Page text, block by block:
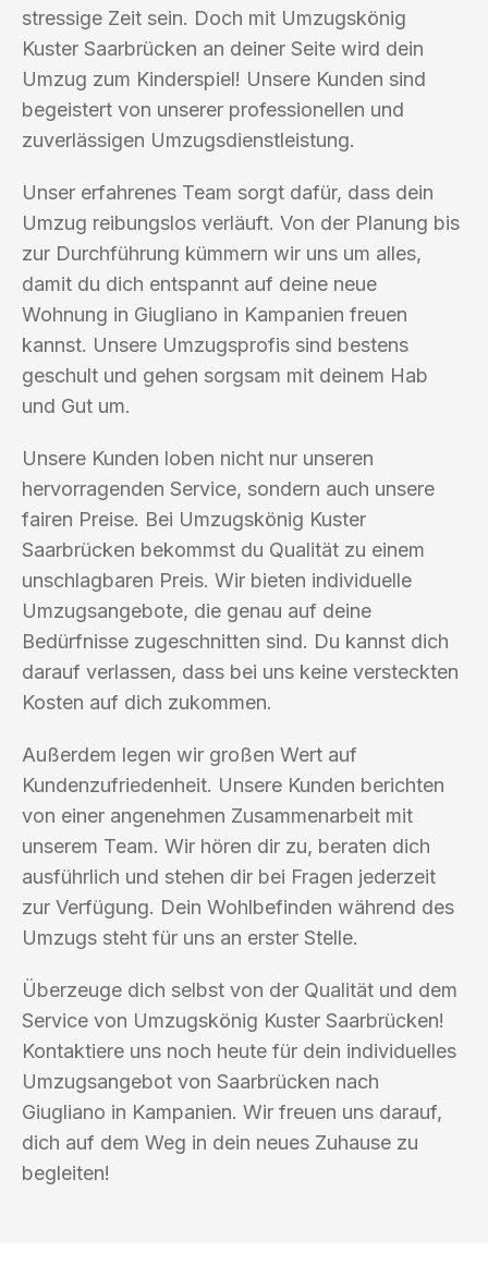
stressige Zeit sein. Doch mit Umzugskönig
Kuster Saarbrücken an deiner Seite wird dein
Umzug zum Kinderspiel! Unsere Kunden sind
begeistert von unserer professionellen und
zuverlässigen Umzugsdienstleistung.
Unser erfahrenes Team sorgt dafür, dass dein
Umzug reibungslos verläuft. Von der Planung bis
zur Durchführung kümmern wir uns um alles,
damit du dich entspannt auf deine neue
Wohnung in Giugliano in Kampanien freuen
kannst. Unsere Umzugsprofis sind bestens
geschult und gehen sorgsam mit deinem Hab
und Gut um.
Unsere Kunden loben nicht nur unseren
hervorragenden Service, sondern auch unsere
fairen Preise. Bei Umzugskönig Kuster
Saarbrücken bekommst du Qualität zu einem
unschlagbaren Preis. Wir bieten individuelle
Umzugsangebote, die genau auf deine
Bedürfnisse zugeschnitten sind. Du kannst dich
darauf verlassen, dass bei uns keine versteckten
Kosten auf dich zukommen.
Außerdem legen wir großen Wert auf
Kundenzufriedenheit. Unsere Kunden berichten
von einer angenehmen Zusammenarbeit mit
unserem Team. Wir hören dir zu, beraten dich
ausführlich und stehen dir bei Fragen jederzeit
zur Verfügung. Dein Wohlbefinden während des
Umzugs steht für uns an erster Stelle.
Überzeuge dich selbst von der Qualität und dem
Service von Umzugskönig Kuster Saarbrücken!
Kontaktiere uns noch heute für dein individuelles
Umzugsangebot von Saarbrücken nach
Giugliano in Kampanien. Wir freuen uns darauf,
dich auf dem Weg in dein neues Zuhause zu
begleiten!